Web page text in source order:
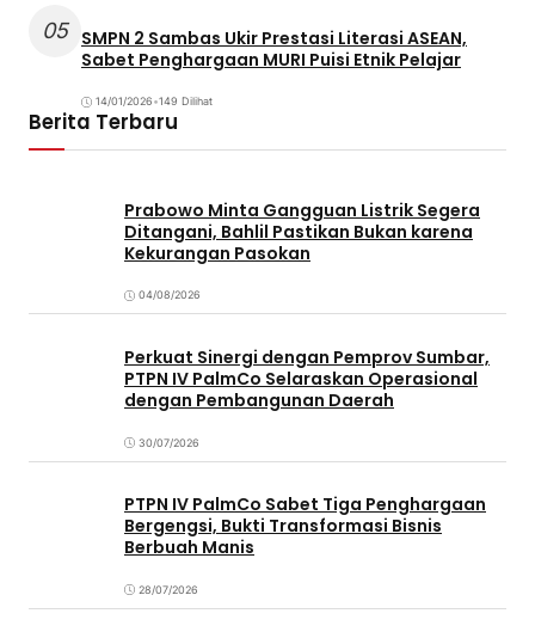
05 SMPN 2 Sambas Ukir Prestasi Literasi ASEAN,
Sabet Penghargaan MURI Puisi Etnik Pelajar
14/01/2026•149 Dilihat
Berita Terbaru
Prabowo Minta Gangguan Listrik Segera
Ditangani, Bahlil Pastikan Bukan karena
Kekurangan Pasokan
04/08/2026
Perkuat Sinergi dengan Pemprov Sumbar,
PTPN IV PalmCo Selaraskan Operasional
dengan Pembangunan Daerah
30/07/2026
PTPN IV PalmCo Sabet Tiga Penghargaan
Bergengsi, Bukti Transformasi Bisnis
Berbuah Manis
28/07/2026